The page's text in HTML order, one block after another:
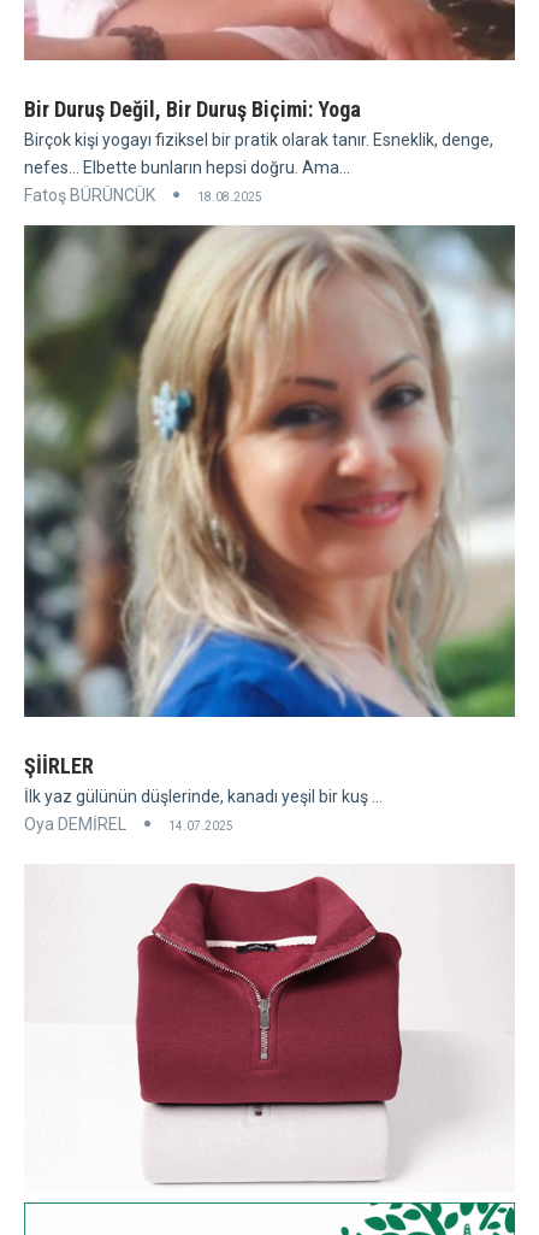
Bir Duruş Değil, Bir Duruş Biçimi: Yoga
Birçok kişi yogayı fiziksel bir pratik olarak tanır. Esneklik, denge,
nefes... Elbette bunların hepsi doğru. Ama...
Fatoş BÜRÜNCÜK
18.08.2025
ŞİİRLER
İlk yaz gülünün düşlerinde, kanadı yeşil bir kuş ...
Oya DEMİREL
14.07.2025